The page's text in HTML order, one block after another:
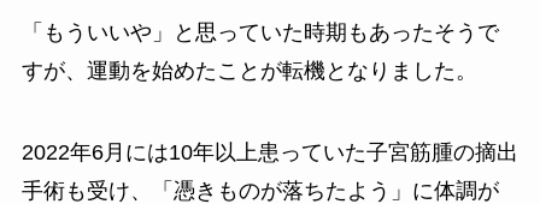
「もういいや」と思っていた時期もあったそうで
すが、運動を始めたことが転機となりました。
2022年6月には10年以上患っていた子宮筋腫の摘出
手術も受け、「憑きものが落ちたよう」に体調が